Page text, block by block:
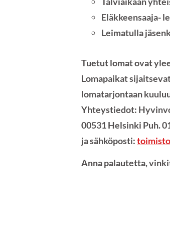
Eläkkeensaaja-
Leimatulla
Tuetut lomat ovat
lomatarjontaan
Yhteystiedot:
00531 Helsinki Puh.
ja sähköposti:
Anna palautetta,